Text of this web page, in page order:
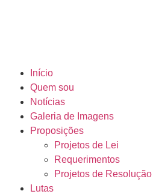
Início
Quem sou
Notícias
Galeria de Imagens
Proposições
Projetos de Lei
Requerimentos
Projetos de Resolução
Lutas